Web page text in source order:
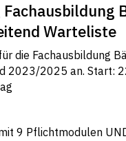
Warteliste
die Fachausbildung
2023/2025 an. Start:
9 Pflichtmodulen